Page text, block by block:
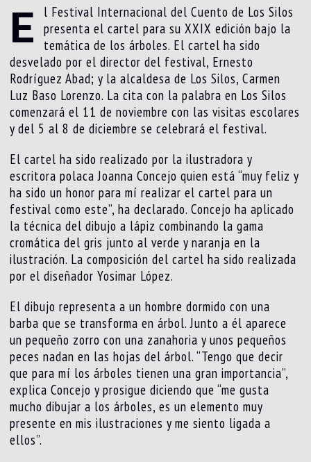
E
l Festival Internacional del Cuento de Los Silos
presenta el cartel para su XXIX edición bajo la
temática de los árboles. El cartel ha sido
desvelado por el director del festival, Ernesto
Rodríguez Abad; y la alcaldesa de Los Silos, Carmen
Luz Baso Lorenzo. La cita con la palabra en Los Silos
comenzará el 11 de noviembre con las visitas escolares
y del 5 al 8 de diciembre se celebrará el festival.
El cartel ha sido realizado por la ilustradora y
escritora polaca Joanna Concejo quien está “muy feliz y
ha sido un honor para mí realizar el cartel para un
festival como este”, ha declarado. Concejo ha aplicado
la técnica del dibujo a lápiz combinando la gama
cromática del gris junto al verde y naranja en la
ilustración. La composición del cartel ha sido realizada
por el diseñador Yosimar López.
El dibujo representa a un hombre dormido con una
barba que se transforma en árbol. Junto a él aparece
un pequeño zorro con una zanahoria y unos pequeños
peces nadan en las hojas del árbol. “Tengo que decir
que para mí los árboles tienen una gran importancia”,
explica Concejo y prosigue diciendo que “me gusta
mucho dibujar a los árboles, es un elemento muy
presente en mis ilustraciones y me siento ligada a
ellos”.